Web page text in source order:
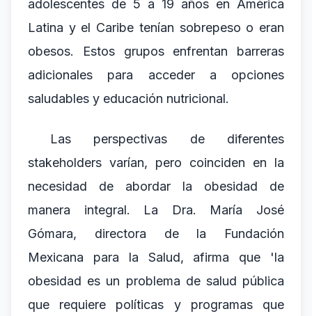
adolescentes de 5 a 19 años en América
Latina y el Caribe tenían sobrepeso o eran
obesos. Estos grupos enfrentan barreras
adicionales para acceder a opciones
saludables y educación nutricional.
Las perspectivas de diferentes
stakeholders varían, pero coinciden en la
necesidad de abordar la obesidad de
manera integral. La Dra. María José
Gómara, directora de la Fundación
Mexicana para la Salud, afirma que 'la
obesidad es un problema de salud pública
que requiere políticas y programas que